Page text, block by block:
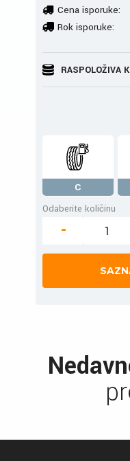
Cena isporuke:
Rok isporuke:
RASPOLOŽIVA
C
Odaberite količinu
-